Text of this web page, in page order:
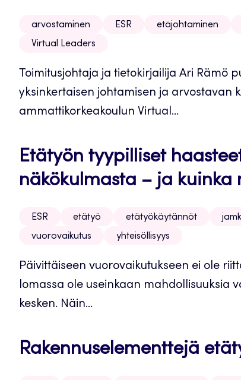
arvostaminen ESR etäjohtaminen
Virtual Leaders
Toimitusjohtaja ja tietokirjailija Ari Rämö
yksinkertaisen johtamisen ja arvostavan
ammattikorkeakoulun Virtual...
Etätyön tyypilliset
näkökulmasta – ja kuinka
ESR etätyö etätyökäytännöt jamk
vuorovaikutus
yhteisöllisyys
Päivittäiseen vuorovaikutukseen ei ole
lomassa ole useinkaan mahdollisuuksia
kesken. Näin...
Rakennuselementtejä